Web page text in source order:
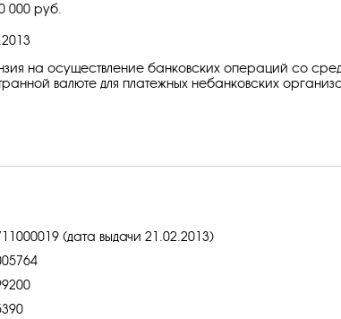
000 руб.
на осуществление банковских операций со
валюте для платежных небанковских
(дата выдачи 21.02.2013)